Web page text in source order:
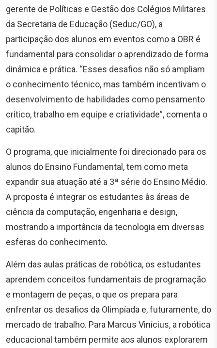
gerente de Políticas e Gestão dos Colégios Militares
da Secretaria de Educação (Seduc/GO), a
participação dos alunos em eventos como a OBR é
fundamental para consolidar o aprendizado de forma
dinâmica e prática. “Esses desafios não só ampliam
o conhecimento técnico, mas também incentivam o
desenvolvimento de habilidades como pensamento
crítico, trabalho em equipe e criatividade”, comenta o
capitão.
O programa, que inicialmente foi direcionado para os
alunos do Ensino Fundamental, tem como meta
expandir sua atuação até a 3ª série do Ensino Médio.
A proposta é integrar os estudantes às áreas de
ciência da computação, engenharia e design,
mostrando a importância da tecnologia em diversas
esferas do conhecimento.
Além das aulas práticas de robótica, os estudantes
aprendem conceitos fundamentais de programação
e montagem de peças, o que os prepara para
enfrentar os desafios da Olimpíada e, futuramente, do
mercado de trabalho. Para Marcus Vinícius, a robótica
educacional também permite aos alunos explorarem